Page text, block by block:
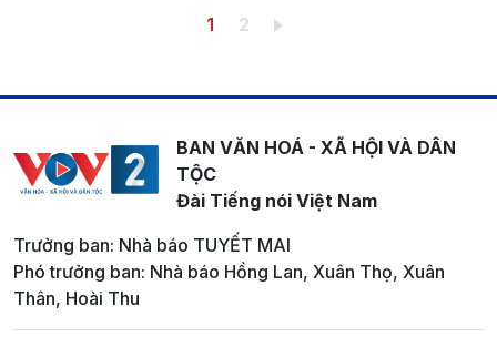
Trang hiện thời
1 Trang
2
BAN VĂN HOÁ - XÃ HỘI VÀ DÂN
TỘC
Đài Tiếng nói Việt Nam
Trưởng ban: Nhà báo TUYẾT MAI
Phó trưởng ban: Nhà báo Hồng Lan, Xuân Thọ, Xuân
Thân, Hoài Thu